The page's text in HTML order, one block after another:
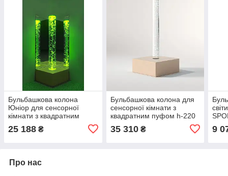
Бульбашкова колона
Юніор для сенсорної
кімнати з квадратним
25 188 ₴
Бульбашкова колона для
сенсорної кімнати з
квадратним пуфом h-220
35 310₴ 9
Про нас